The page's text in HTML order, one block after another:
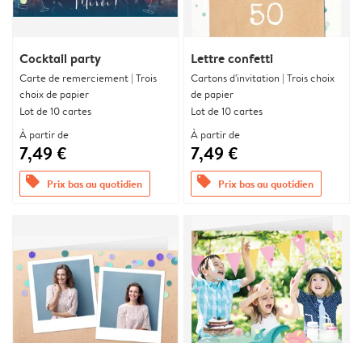
Cocktail party
Carte de remerciement | Trois
choix de papier
Lot de 10 cartes
À partir de
7,49 €
offers Prix bas au quotidien
Lettre confetti
Cartons d'invitation | Trois choix
de papier
Lot de 10 cartes
À partir de
7,49 €
offers Prix bas au quotidien